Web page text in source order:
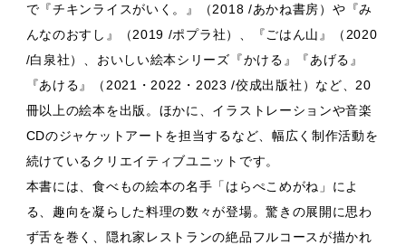
で『チキンライスがいく。』（2018 /あかね書房）や『み
んなのおすし』（2019 /ポプラ社）、『ごはん山』（2020
/白泉社）、おいしい絵本シリーズ『かける』『あげる』
『あける』（2021・2022・2023 /佼成出版社）など、20
冊以上の絵本を出版。ほかに、イラストレーションや音楽
CDのジャケットアートを担当するなど、幅広く制作活動を
続けているクリエイティブユニットです。
本書には、食べもの絵本の名手「はらぺこめがね」によ
る、趣向を凝らした料理の数々が登場。驚きの展開に思わ
ず舌を巻く、隠れ家レストランの絶品フルコースが描かれ